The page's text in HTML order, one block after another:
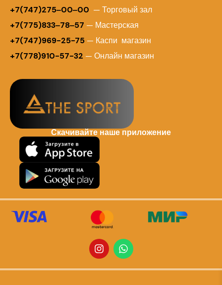
+7(747)275‒00‒00 — Торговый зал
+7(775)833‒78‒57 — Мастерская
+7(747)969-25-75 — Каспи магазин
+7(778)910-57-32 — Онлайн магазин
Скачивайте наше приложение